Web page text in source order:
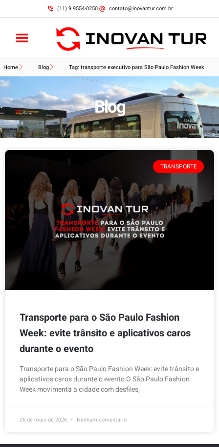
(11) 9 9554-0250 contato@inovantur.com.br
Home Blog Tag: transporte executivo para São Paulo Fashion Week
Blog
TRANSPORTE
Transporte para o São Paulo Fashion
Week: evite trânsito e aplicativos caros
durante o evento
Transporte para o São Paulo Fashion Week: evite trânsito e
aplicativos caros durante o evento O São Paulo Fashion
Week movimenta a cidade com desfiles,
26 de maio de 2026 Nenhum comentário